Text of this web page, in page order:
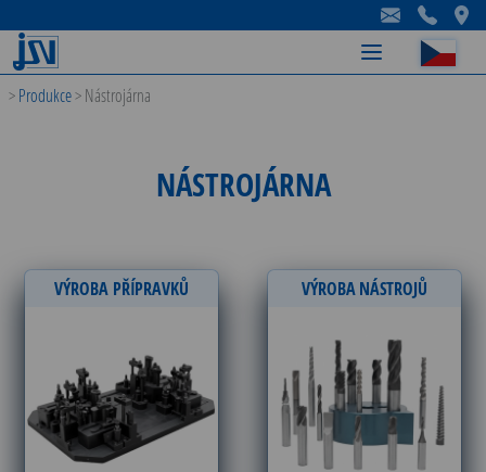
-
-
-
>Produkce>Nástrojárna
NÁSTROJÁRNA
VÝROBA PŘÍPRAVKŮ VÝROBA NÁSTROJŮ